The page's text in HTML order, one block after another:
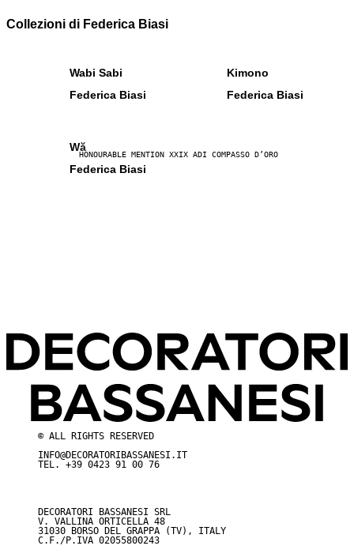
Collezioni di Federica Biasi
Wabi Sabi
Federica Biasi
Kimono
Federica Biasi
HONOURABLE MENTION XXIX ADI COMPASSO D’ORO
Wă
Federica Biasi
© ALL RIGHTS RESERVED
INFO@DECORATORIBASSANESI.IT
TEL. +39 0423 91 00 76
DECORATORI BASSANESI SRL
V. VALLINA ORTICELLA 48
31030 BORSO DEL GRAPPA (TV), ITALY
C.F./P.IVA 02055800243